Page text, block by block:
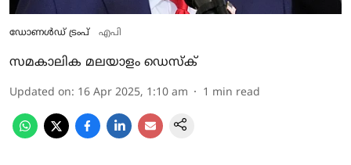
ഡോണൾഡ് ട്രംപ് എപി
സമകാലിക മലയാളം ഡെസ്ക്
Updated on: 16 Apr 2025, 1:10 am 1 min read